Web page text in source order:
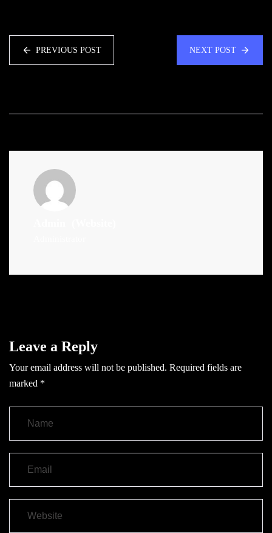
PREVIOUS POST NEXT POST
Leave a Reply
Your email address will not be published. Required fields are
marked *